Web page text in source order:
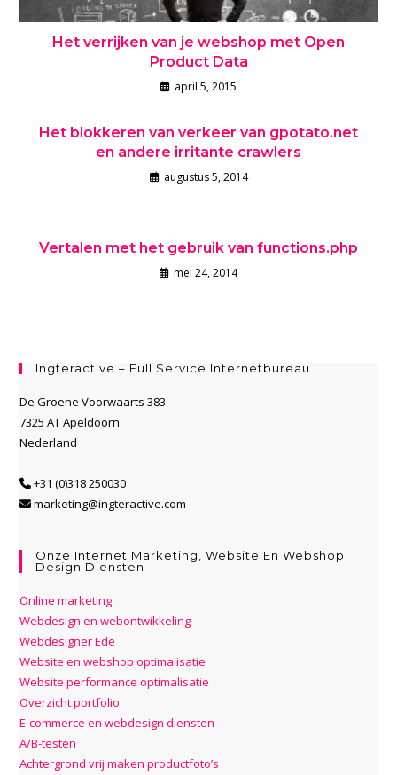
Het verrijken van je webshop met Open
Product Data
april 5, 2015
Het blokkeren van verkeer van gpotato.net
en andere irritante crawlers
augustus 5, 2014
Vertalen met het gebruik van functions.php
mei 24, 2014
Ingteractive – Full Service Internetbureau
De Groene Voorwaarts 383
7325 AT Apeldoorn
Nederland
+31 (0)318 250030
marketing@ingteractive.com
Onze Internet Marketing, Website En Webshop
Design Diensten
Online marketing
Webdesign en webontwikkeling
Webdesigner Ede
Website en webshop optimalisatie
Website performance optimalisatie
Overzicht portfolio
E-commerce en webdesign diensten
A/B-testen
Achtergrond vrij maken productfoto’s